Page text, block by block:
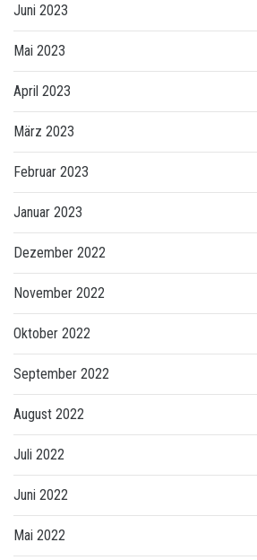
Juni 2023
Mai 2023
April 2023
März 2023
Februar 2023
Januar 2023
Dezember 2022
November 2022
Oktober 2022
September 2022
August 2022
Juli 2022
Juni 2022
Mai 2022